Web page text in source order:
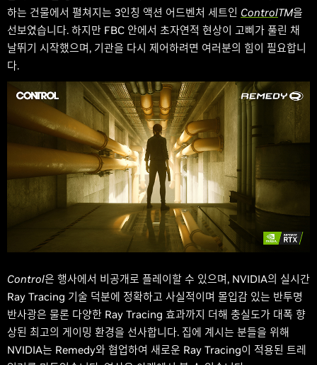
하는 건물에서 펼쳐지는 3인칭 액션 어드벤처 세트인 ControlTM을
선보였습니다. 하지만 FBC 안에서 초자연적 현상이 고삐가 풀린 채
날뛰기 시작했으며, 기관을 다시 제어하려면 여러분의 힘이 필요합니
다.
Control은 행사에서 비공개로 플레이할 수 있으며, NVIDIA의 실시간
Ray Tracing 기술 덕분에 정확하고 사실적이며 몰입감 있는 반투명
반사광은 물론 다양한 Ray Tracing 효과까지 더해 충실도가 대폭 향
상된 최고의 게이밍 환경을 선사합니다. 집에 계시는 분들을 위해
NVIDIA는 Remedy와 협업하여 새로운 Ray Tracing이 적용된 트레